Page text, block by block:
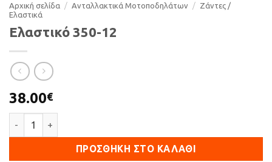
Αρχική σελίδα / Ανταλλακτικά Μοτοποδηλάτων / Ζάντες /
Ελαστικά
Ελαστικό 350-12
38.00€
ΠΡΟΣΘΉΚΗ ΣΤΟ ΚΑΛΆΘΙ